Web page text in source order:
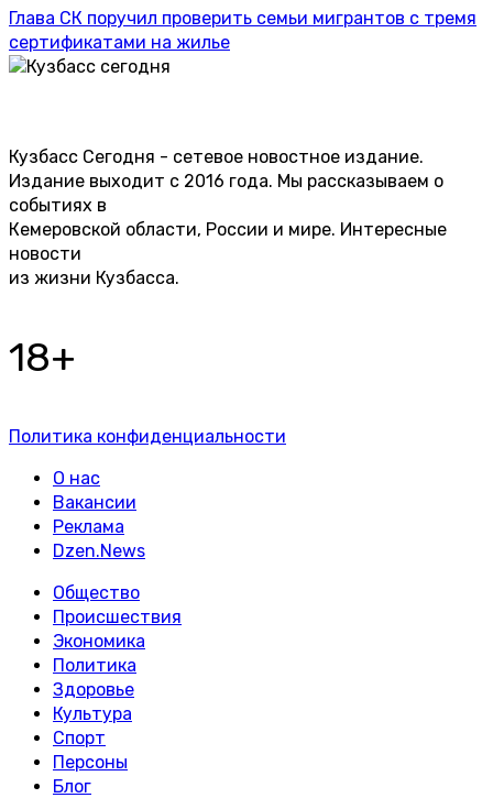
Глава СК поручил проверить семьи мигрантов с тремя
сертификатами на жилье
Кузбасс Сегодня - сетевое новостное издание.
Издание выходит с 2016 года. Мы рассказываем о
событиях в
Кемеровской области, России и мире. Интересные
новости
из жизни Кузбасса.
18+
Политика конфиденциальности
О нас
Вакансии
Реклама
Dzen.News
Общество
Происшествия
Экономика
Политика
Здоровье
Культура
Спорт
Персоны
Блог